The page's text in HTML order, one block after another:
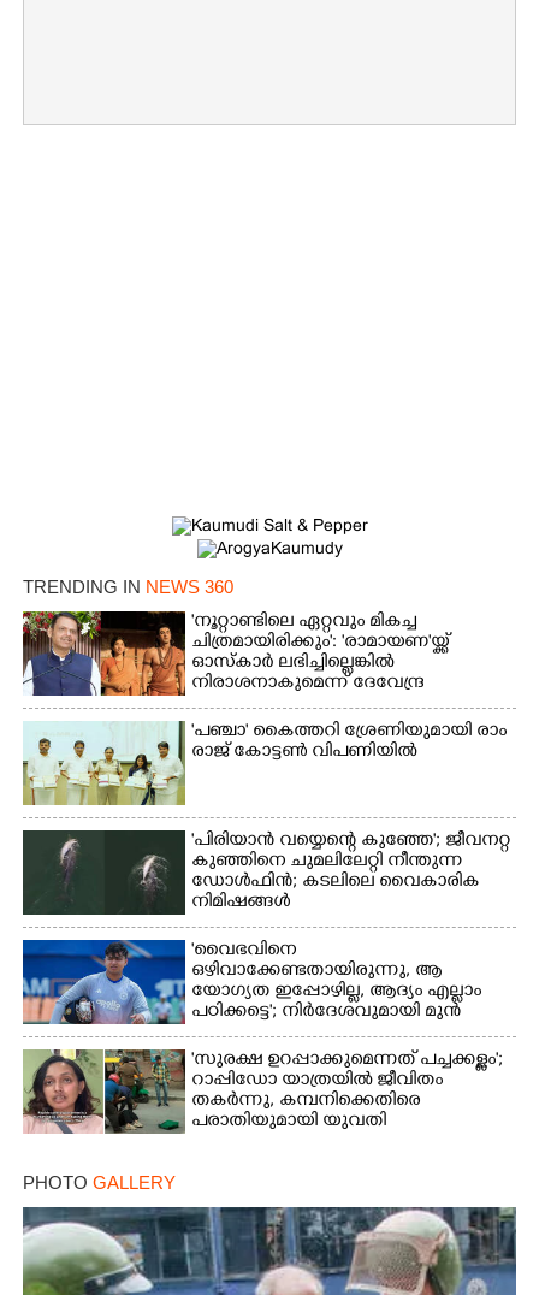
TRENDING IN NEWS 360
'നൂറ്റാണ്ടിലെ ഏറ്റവും മികച്ച
ചിത്രമായിരിക്കും': 'രാമായണ'യ്ക്ക്
ഓസ്കാ‌ർ ലഭിച്ചില്ലെങ്കിൽ
നിരാശനാകുമെന്ന് ദേവേന്ദ്ര
ഫഡ്നാവിസ്
'​പ​ഞ്ചാ​'​ ​കൈ​ത്ത​റി​ ​ശ്രേ​ണി​യു​മാ​യി​ ​രാം​
രാ​ജ് ​കോ​ട്ടൺ വിപണിയിൽ
'പിരിയാൻ വയ്യെന്റെ കുഞ്ഞേ'; ജീവനറ്റ
കുഞ്ഞിനെ ചുമലിലേറ്റി നീന്തുന്ന
ഡോൾഫിൻ; കടലിലെ വൈകാരിക
നിമിഷങ്ങൾ
'വൈഭവിനെ
ഒഴിവാക്കേണ്ടതായിരുന്നു,​ ആ
യോഗ്യത ഇപ്പോഴില്ല, ആദ്യം എല്ലാം
പഠിക്കട്ടെ'; നിർദേശവുമായി മുൻ
ക്രിക്കറ്റ് താരം
'സുരക്ഷ ഉറപ്പാക്കുമെന്നത് പച്ചക്കള്ളം';
റാപ്പിഡോ യാത്രയിൽ ജീവിതം
തകർന്നു, കമ്പനിക്കെതിരെ
പരാതിയുമായി യുവതി
PHOTO GALLERY